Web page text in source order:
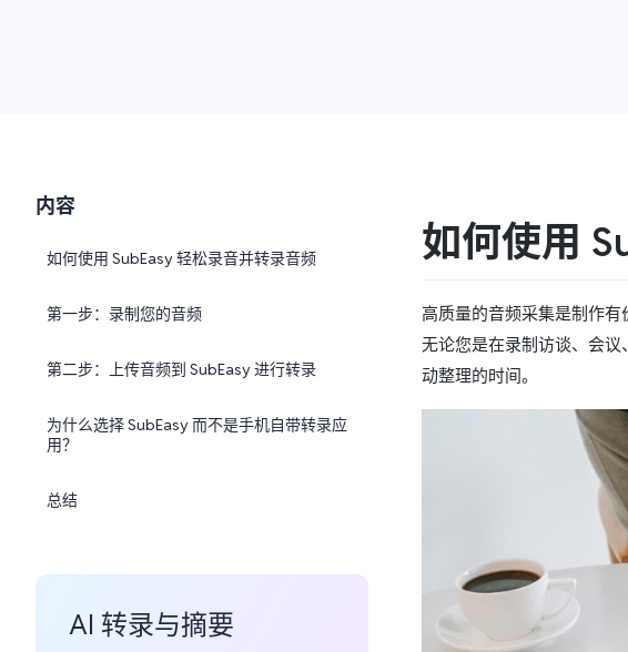
内容
如何使用 SubEasy 轻松录音并转录音频
第一步：录制您的音频
第二步：上传音频到 SubEasy 进行转录
为什么选择 SubEasy 而不是手机自带转录应
用？
总结
AI 转录与摘要
如何使用
高质量的音频采集是制作有
无论您是在录制访谈、会
动整理的时间。